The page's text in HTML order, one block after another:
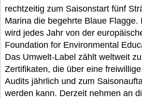
rechtzeitig zum Saisonstart fünf
Marina die begehrte Blaue Flagge.
wird jedes Jahr von der
Foundation for Environmental
Das Umwelt-Label zählt weltweit
Zertifikaten, die über eine
Audits jährlich und zum
werden kann. Derzeit nehmen an